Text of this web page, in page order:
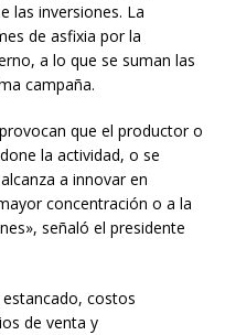
las inversiones. La
de asfixia por la
a lo que se suman las
campaña.
que el productor o
la actividad, o se
a innovar en
concentración o a la
señaló el presidente
costos
de venta y